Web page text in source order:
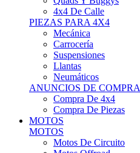
4x4 De Calle
PIEZAS PARA 4X4
Mecánica
Carrocería
Suspensiones
Llantas
Neumáticos
ANUNCIOS DE COMPRA
Compra De 4x4
Compra De Piezas
MOTOS
MOTOS
Motos De Circuito